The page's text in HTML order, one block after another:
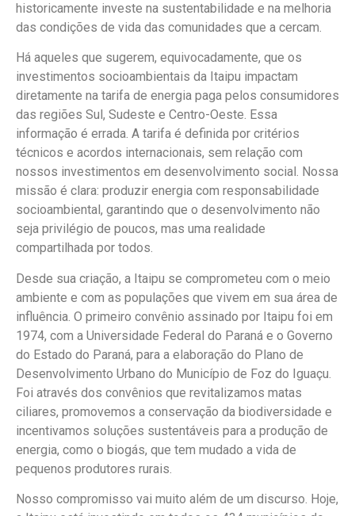
historicamente investe na sustentabilidade e na melhoria
das condições de vida das comunidades que a cercam.
Há aqueles que sugerem, equivocadamente, que os
investimentos socioambientais da Itaipu impactam
diretamente na tarifa de energia paga pelos consumidores
das regiões Sul, Sudeste e Centro-Oeste. Essa
informação é errada. A tarifa é definida por critérios
técnicos e acordos internacionais, sem relação com
nossos investimentos em desenvolvimento social. Nossa
missão é clara: produzir energia com responsabilidade
socioambiental, garantindo que o desenvolvimento não
seja privilégio de poucos, mas uma realidade
compartilhada por todos.
Desde sua criação, a Itaipu se comprometeu com o meio
ambiente e com as populações que vivem em sua área de
influência. O primeiro convênio assinado por Itaipu foi em
1974, com a Universidade Federal do Paraná e o Governo
do Estado do Paraná, para a elaboração do Plano de
Desenvolvimento Urbano do Município de Foz do Iguaçu.
Foi através dos convênios que revitalizamos matas
ciliares, promovemos a conservação da biodiversidade e
incentivamos soluções sustentáveis para a produção de
energia, como o biogás, que tem mudado a vida de
pequenos produtores rurais.
Nosso compromisso vai muito além de um discurso. Hoje,